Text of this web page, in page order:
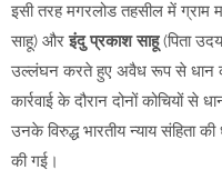
इसी तरह मगरलोड तहसील में ग्राम
साहू) औरइंदु प्रकाश साहू(पिता
उल्लंघन करते हुए अवैध रूप से धान
कार्रवाई के दौरान दोनों कोचियों से
उनके विरुद्ध भारतीय न्याय संहिता
की गई।